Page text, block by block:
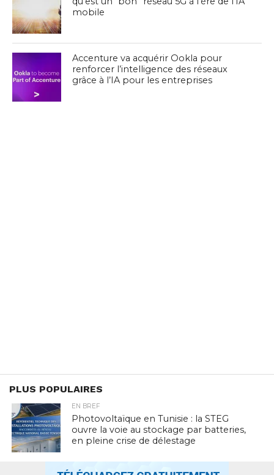
mobile
Accenture va acquérir Ookla pour
renforcer l’intelligence des réseaux
grâce à l’IA pour les entreprises
PLUS POPULAIRES
EN BREF
Photovoltaïque en Tunisie : la STEG
ouvre la voie au stockage par batteries,
en pleine crise de délestage